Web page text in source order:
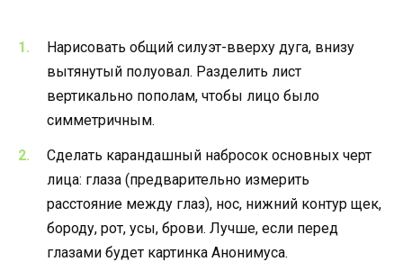
Нарисовать общий силуэт-вверху дуга, внизу
вытянутый полуовал. Разделить лист
вертикально пополам, чтобы лицо было
симметричным.
Сделать карандашный набросок основных черт
лица: глаза (предварительно измерить
расстояние между глаз), нос, нижний контур щек,
бороду, рот, усы, брови. Лучше, если перед
глазами будет картинка Анонимуса.